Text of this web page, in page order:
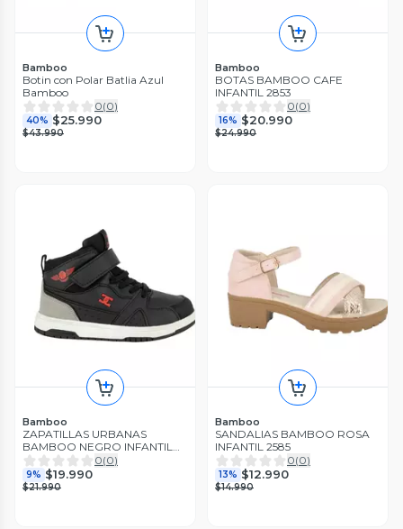
Bamboo
Botin con Polar Batlia Azul
Bamboo
0(0)
40% $25.990
$43.990
Bamboo
BOTAS BAMBOO CAFE
INFANTIL 2853
0(0)
16% $20.990
$24.990
Bamboo
ZAPATILLAS URBANAS
BAMBOO NEGRO INFANTIL
2937-02
0(0)
9% $19.990
$21.990
Bamboo
SANDALIAS BAMBOO ROSA
INFANTIL 2585
0(0)
13% $12.990
$14.990